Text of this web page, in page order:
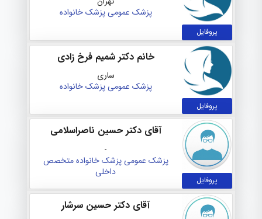
پروفایل
پزشک عمومیپزشک خانواده
پروفایل
خانم دکتر شمیم فرخ زادی
ساری
پزشک عمومیپزشک خانواده
پروفایل
آقای دکتر حسین ناصراسلامی
-
پزشک عمومیپزشک خانوادهمتخصص
داخلی
آقای دکتر حسین سرشار